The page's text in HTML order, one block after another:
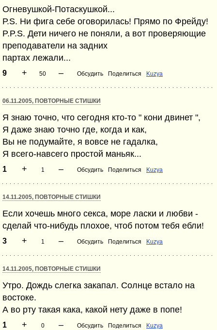
Огневушкой-Потаскушкой...
Р.S. Ни фига себе оговорилась! Прямо по Фрейду!
P.P.S. Дети ничего не поняли, а вот проверяющие
преподаватели на задних
партах лежали...
9 + 50 – Обсудить Поделиться Kuzya
06.11.2005, ПОВТОРНЫЕ СТИШКИ
Я знаю точно, что сегодня кто-то " кони двинет ",
Я даже знаю точно где, когда и как,
Вы не подумайте, я вовсе не гадалка,
Я всего-навсего простой маньяк...
1 + 1 – Обсудить Поделиться Kuzya
14.11.2005, ПОВТОРНЫЕ СТИШКИ
Если хочешь много секса, море ласки и любви -
сделай что-нибудь плохое, чтоб потом тебя ебли!
3 + 1 – Обсудить Поделиться Kuzya
14.11.2005, ПОВТОРНЫЕ СТИШКИ
Утро. Дождь слегка закапал. Солнце встало на
востоке.
А во рту такая кака, какой нету даже в попе!
1 + 0 – Обсудить Поделиться Kuzya